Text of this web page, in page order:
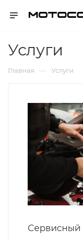
Услуги
Главная — Услуги
Сервисный